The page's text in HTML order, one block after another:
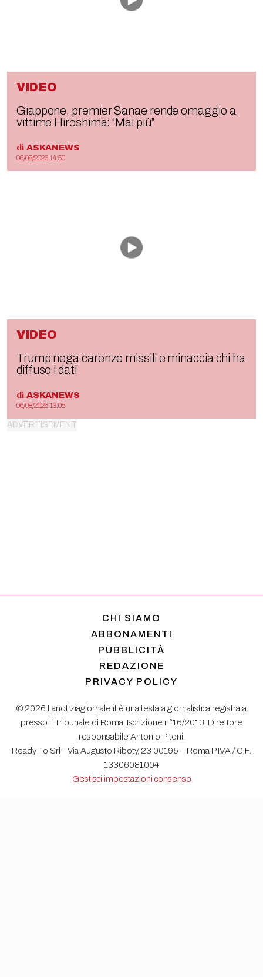
VIDEO
Giappone, premier Sanae rende omaggio a
vittime Hiroshima: “Mai più”
di ASKANEWS
06/08/2026 14:50
VIDEO
Trump nega carenze missili e minaccia chi ha
diffuso i dati
di ASKANEWS
06/08/2026 13:05
CHI SIAMO
ABBONAMENTI
PUBBLICITÀ
REDAZIONE
PRIVACY POLICY
© 2026 Lanotiziagiornale.it è una testata giornalistica registrata
presso il Tribunale di Roma. Iscrizione n°16/2013. Direttore
responsabile Antonio Pitoni.
Ready To Srl - Via Augusto Riboty, 23 00195 – Roma P.IVA / C.F.
13306081004
Gestisci impostazioni consenso